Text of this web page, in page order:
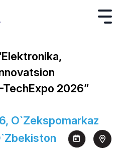
2026”
O`zekspomarkaz